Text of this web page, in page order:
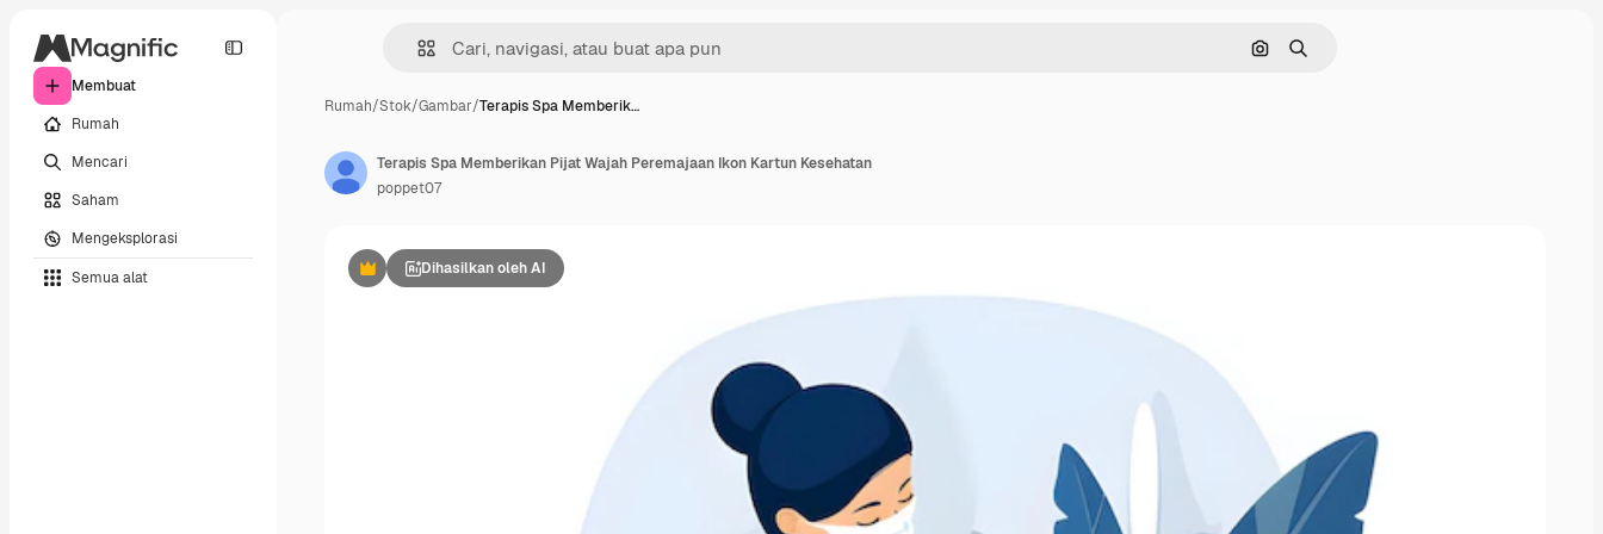
Membuat
Rumah
Mencari
Saham
Mengeksplorasi
Semua alat
Pencarian berdasarkan gambar
Mencari
Rumah/Stok/Gambar/Terapis Spa Memberik…
PremiumDihasilkan oleh AI
Terapis Spa Memberikan Pijat Wajah Peremajaan Ikon Kartun Kesehatan
poppet07